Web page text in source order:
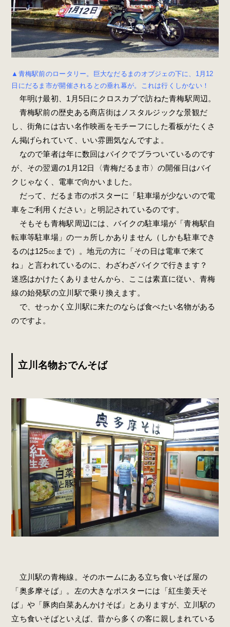
▲青梅駅前のロータリー。巨大なだるまのオブジェの下に、1月12
日にだるま市が開催されるとの垂れ幕が。これは行くしかない！
年明け最初、1月5日にクロスカブで訪ねた青梅駅周辺。
青梅駅前の歴史ある商店街はノスタルジックな景観だ
し、街角には古い名作映画をモチーフにした看板がたくさ
ん掲げられていて、いい雰囲気なんですよ。
なので筆者は年に数回はバイクでブラついているのです
が、その翌週の1月12日〈青梅だるま市〉の開催日はバイ
クじゃなく、電車で向かいました。
だって、だるま市のポスターに「駐車場が少ないので電
車をご利用ください」と明記されているのです。
そもそも青梅駅周辺には、バイクの駐車場が「青梅駅自
転車等駐車場」の一ヵ所しかありません（しかも駐車でき
るのは125㏄まで）。地元の方に「その日は電車で来て
ね」と言われているのに、わざわざバイクで行きます？
迷惑はかけたくありませんから、ここは素直に従い、青梅
線の始発駅の立川駅で乗り換えます。
で、せっかく立川駅に来たのならば食べたい名物がある
のですよ。
立川名物おでんそば
立川駅の青梅線。そのホームにある立ち食いそば屋の
「奥多摩そば」。左の大きなポスターには「紅生姜天そ
ば」や「豚肉白菜あんかけそば」とありますが、立川駅の
立ち食いそばといえば、昔から多くの客に親しまれている